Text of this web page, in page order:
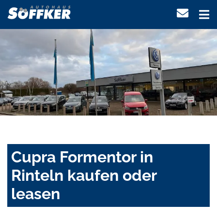
Cupra Formentor in
Rinteln kaufen oder
leasen